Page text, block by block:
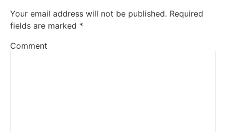
Your email address will not be published. Required
fields are marked *
Comment